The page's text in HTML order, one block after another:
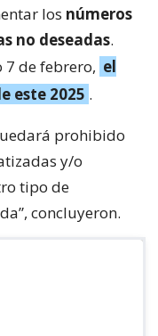
los números
no deseadas.
7 de febrero, el
este 2025 .
prohibido
y/o
tipo de
concluyeron.